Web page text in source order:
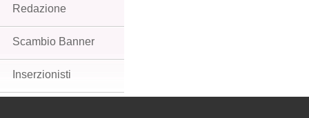
Redazione
Scambio Banner
Inserzionisti